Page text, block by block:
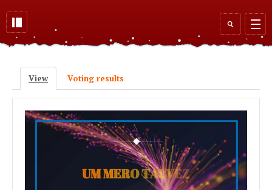
Search
form
Primary tabs
View(active tab)
Voting results